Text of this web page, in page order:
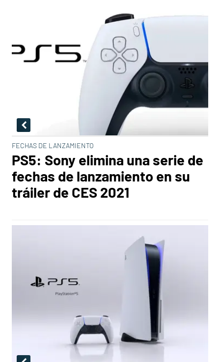
FECHAS DE LANZAMIENTO
PS5: Sony elimina una serie de
fechas de lanzamiento en su
tráiler de CES 2021